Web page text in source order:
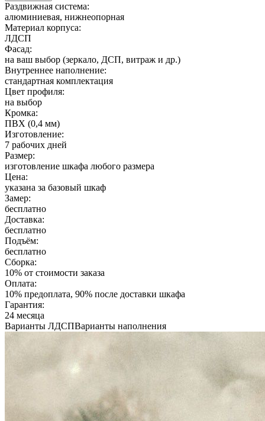
Раздвижная система:
алюминиевая, нижнеопорная
Материал корпуса:
ЛДСП
Фасад:
на ваш выбор (зеркало, ДСП, витраж и др.)
Внутреннее наполнение:
стандартная комплектация
Цвет профиля:
на выбор
Кромка:
ПВХ (0,4 мм)
Изготовление:
7 рабочих дней
Размер:
изготовление шкафа любого размера
Цена:
указана за базовый шкаф
Замер:
бесплатно
Доставка:
бесплатно
Подъём:
бесплатно
Сборка:
10% от стоимости заказа
Оплата:
10% предоплата, 90% после доставки шкафа
Гарантия:
24 месяца
Варианты ЛДСПВарианты наполнения